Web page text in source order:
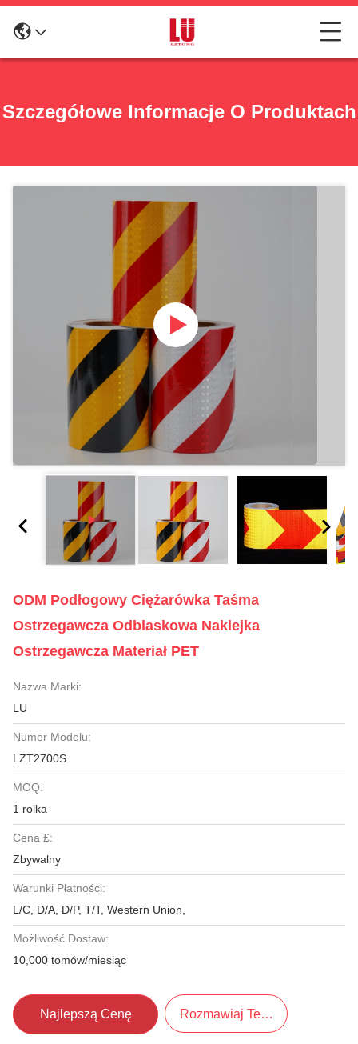
Szczegółowe Informacje O Produktach
ODM Podłogowy Ciężarówka Taśma
Ostrzegawcza Odblaskowa Naklejka
Ostrzegawcza Materiał PET
Nazwa Marki:
LU
Numer Modelu:
LZT2700S
MOQ:
1 rolka
Cena £:
Zbywalny
Warunki Płatności:
L/C, D/A, D/P, T/T, Western Union,
Możliwość Dostaw:
10,000 tomów/miesiąc
Najlepszą Cenę Rozmawiaj Teraz.